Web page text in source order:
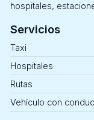
hospitales,
Servicios
Taxi
Hospitales
Rutas
Vehículo con